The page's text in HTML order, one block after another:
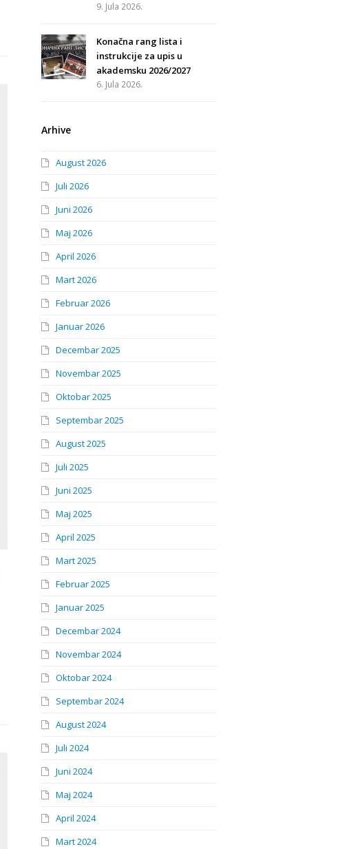
9. Jula 2026.
Konačna rang lista i
instrukcije za upis u
akademsku 2026/2027
6. Jula 2026.
Arhive
August 2026
Juli 2026
Juni 2026
Maj 2026
April 2026
Mart 2026
Februar 2026
Januar 2026
Decembar 2025
Novembar 2025
Oktobar 2025
Septembar 2025
August 2025
Juli 2025
Juni 2025
Maj 2025
April 2025
Mart 2025
Februar 2025
Januar 2025
Decembar 2024
Novembar 2024
Oktobar 2024
Septembar 2024
August 2024
Juli 2024
Juni 2024
Maj 2024
April 2024
Mart 2024